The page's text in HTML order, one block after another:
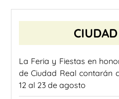
La Feria y Fiestas en
de Ciudad Real contarán
12 al 23 de agosto